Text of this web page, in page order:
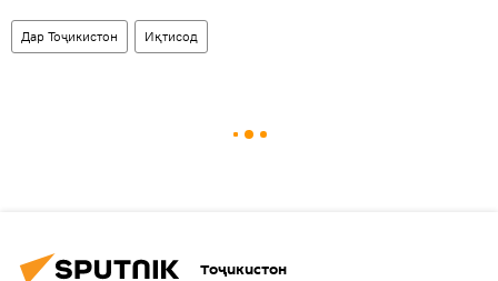
Дар Тоҷикистон Иқтисод
Тоҷикистон